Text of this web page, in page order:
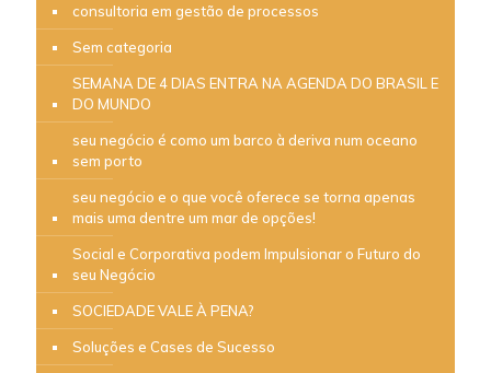
consultoria em gestão de processos
Sem categoria
SEMANA DE 4 DIAS ENTRA NA AGENDA DO BRASIL E
DO MUNDO
seu negócio é como um barco à deriva num oceano
sem porto
seu negócio e o que você oferece se torna apenas
mais uma dentre um mar de opções!
Social e Corporativa podem Impulsionar o Futuro do
seu Negócio
SOCIEDADE VALE À PENA?
Soluções e Cases de Sucesso